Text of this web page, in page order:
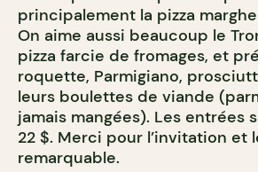
principalement la pizza
On aime aussi beaucoup le
pizza farcie de fromages, et
roquette, Parmigiano,
leurs boulettes de viande
jamais mangées). Les entrées
22 $. Merci pour l’invitation et
remarquable.